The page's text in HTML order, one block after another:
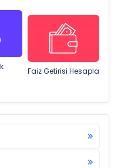
Faiz Getirisi Hesapla